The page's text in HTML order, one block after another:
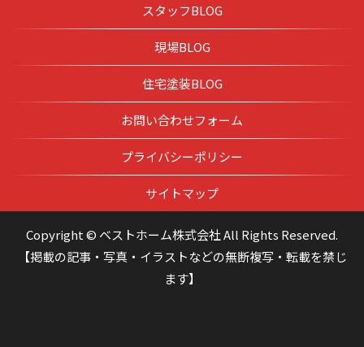
スタッフBLOG
現場BLOG
住宅塗装BLOG
お問い合わせフォーム
プライバシーポリシー
サイトマップ
Copyright © ベストホーム株式会社 All Rights Reserved.
【掲載の記事・写真・イラストなどの無断複写・転載を禁じ
ます】